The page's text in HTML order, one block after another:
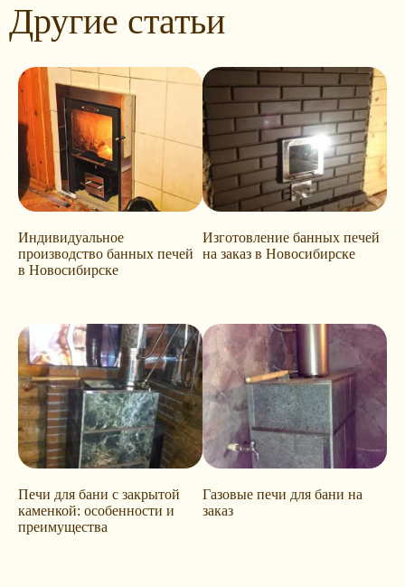
Другие статьи
Индивидуальное
производство банных печей
в Новосибирске
Изготовление банных печей
на заказ в Новосибирске
Печи для бани с закрытой
каменкой: особенности и
преимущества
Газовые печи для бани на
заказ